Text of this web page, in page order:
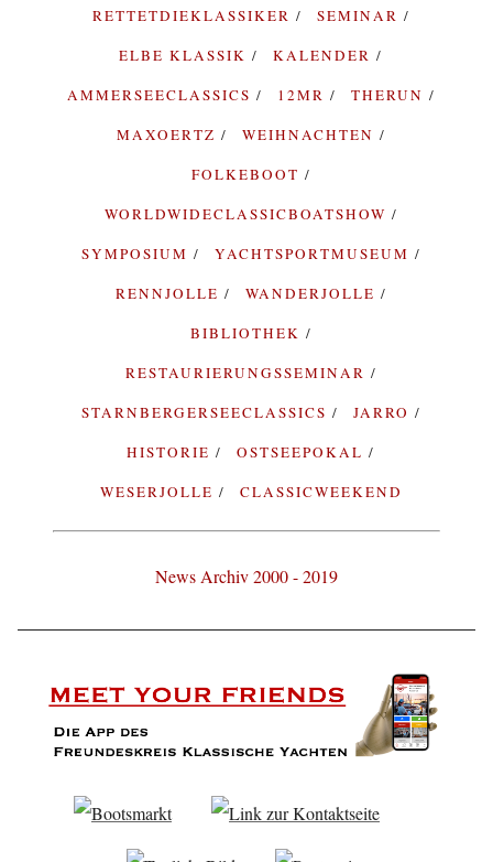
RETTETDIEKLASSIKER
SEMINAR
ELBE KLASSIK
KALENDER
AMMERSEECLASSICS
12MR
THERUN
MAXOERTZ
WEIHNACHTEN
FOLKEBOOT
WORLDWIDECLASSICBOATSHOW
SYMPOSIUM
YACHTSPORTMUSEUM
RENNJOLLE
WANDERJOLLE
BIBLIOTHEK
RESTAURIERUNGSSEMINAR
STARNBERGERSEECLASSICS
JARRO
HISTORIE
OSTSEEPOKAL
WESERJOLLE
CLASSICWEEKEND
News Archiv 2000 - 2019